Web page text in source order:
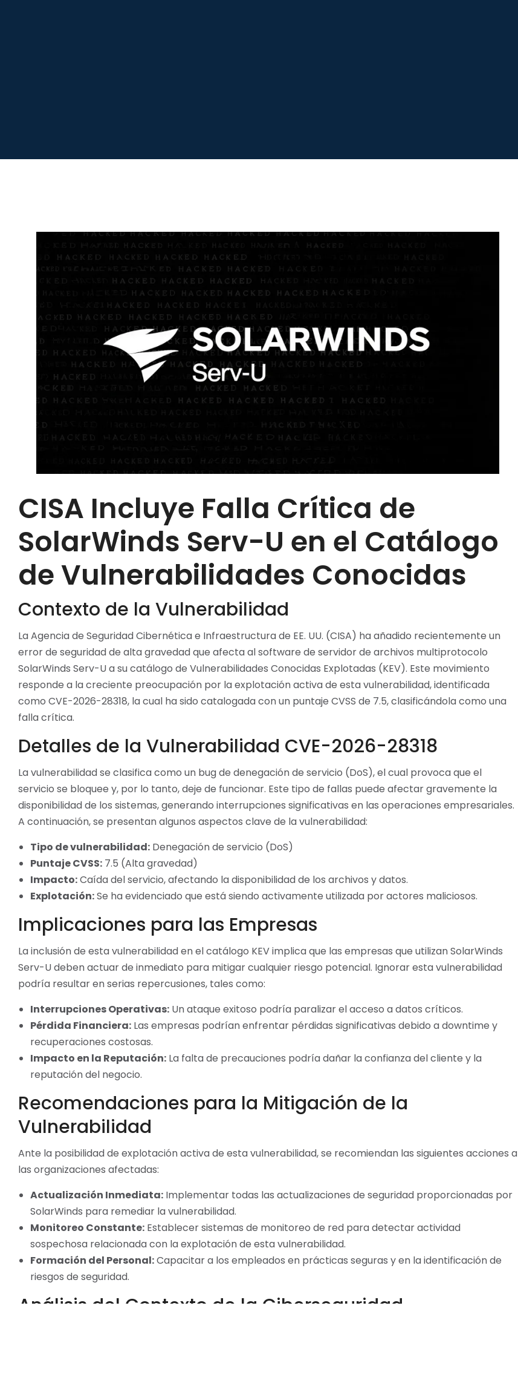
CISA Incluye Falla Crítica de
SolarWinds Serv-U en el Catálogo
de Vulnerabilidades Conocidas
Contexto de la Vulnerabilidad
La Agencia de Seguridad Cibernética e Infraestructura de EE. UU. (CISA) ha añadido recientemente un
error de seguridad de alta gravedad que afecta al software de servidor de archivos multiprotocolo
SolarWinds Serv-U a su catálogo de Vulnerabilidades Conocidas Explotadas (KEV). Este movimiento
responde a la creciente preocupación por la explotación activa de esta vulnerabilidad, identificada
como CVE-2026-28318, la cual ha sido catalogada con un puntaje CVSS de 7.5, clasificándola como una
falla crítica.
Detalles de la Vulnerabilidad CVE-2026-28318
La vulnerabilidad se clasifica como un bug de denegación de servicio (DoS), el cual provoca que el
servicio se bloquee y, por lo tanto, deje de funcionar. Este tipo de fallas puede afectar gravemente la
disponibilidad de los sistemas, generando interrupciones significativas en las operaciones empresariales.
A continuación, se presentan algunos aspectos clave de la vulnerabilidad:
Tipo de vulnerabilidad: Denegación de servicio (DoS)
Puntaje CVSS: 7.5 (Alta gravedad)
Impacto:Caída del servicio, afectando la disponibilidad de los archivos y datos.
Explotación:Se ha evidenciado que está siendo activamente utilizada por actores maliciosos.
Implicaciones para las Empresas
La inclusión de esta vulnerabilidad en el catálogo KEV implica que las empresas que utilizan SolarWinds
Serv-U deben actuar de inmediato para mitigar cualquier riesgo potencial. Ignorar esta vulnerabilidad
podría resultar en serias repercusiones, tales como:
Interrupciones Operativas: Un ataque exitoso podría paralizar el acceso a datos críticos.
Pérdida Financiera: Las empresas podrían enfrentar pérdidas significativas debido a downtime y
recuperaciones costosas.
Impacto en la Reputación: La falta de precauciones podría dañar la confianza del cliente y la
reputación del negocio.
Recomendaciones para la Mitigación de la
Vulnerabilidad
Ante la posibilidad de explotación activa de esta vulnerabilidad, se recomiendan las siguientes acciones a
las organizaciones afectadas:
Actualización Inmediata: Implementar todas las actualizaciones de seguridad proporcionadas por
SolarWinds para remediar la vulnerabilidad.
Monitoreo Constante: Establecer sistemas de monitoreo de red para detectar actividad
sospechosa relacionada con la explotación de esta vulnerabilidad.
Formación del Personal:Capacitar a los empleados en prácticas seguras y en la identificación de
riesgos de seguridad.
Análisis del Contexto de la Ciberseguridad